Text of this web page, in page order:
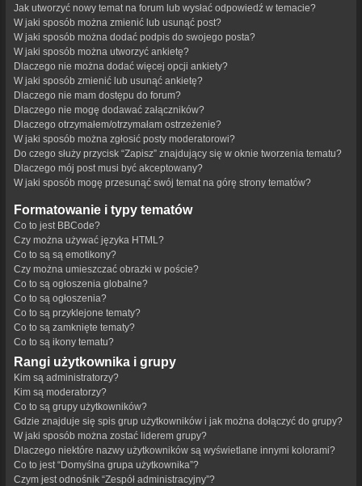
Jak utworzyć nowy temat na forum lub wysłać odpowiedź w temacie?
W jaki sposób można zmienić lub usunąć post?
W jaki sposób można dodać podpis do swojego posta?
W jaki sposób można utworzyć ankietę?
Dlaczego nie można dodać więcej opcji ankiety?
W jaki sposób zmienić lub usunąć ankietę?
Dlaczego nie mam dostępu do forum?
Dlaczego nie mogę dodawać załączników?
Dlaczego otrzymałem/otrzymałam ostrzeżenie?
W jaki sposób można zgłosić posty moderatorowi?
Do czego służy przycisk “Zapisz” znajdujący się w oknie tworzenia tematu?
Dlaczego mój post musi być akceptowany?
W jaki sposób mogę przesunąć swój temat na górę strony tematów?
Formatowanie i typy tematów
Co to jest BBCode?
Czy można używać języka HTML?
Co to są są emotikony?
Czy można umieszczać obrazki w poście?
Co to są ogłoszenia globalne?
Co to są ogłoszenia?
Co to są przyklejone tematy?
Co to są zamknięte tematy?
Co to są ikony tematu?
Rangi użytkownika i grupy
Kim są administratorzy?
Kim są moderatorzy?
Co to są grupy użytkowników?
Gdzie znajduje się spis grup użytkowników i jak można dołączyć do grupy?
W jaki sposób można zostać liderem grupy?
Dlaczego niektóre nazwy użytkowników są wyświetlane innymi kolorami?
Co to jest “Domyślna grupa użytkownika”?
Czym jest odnośnik “Zespół administracyjny”?